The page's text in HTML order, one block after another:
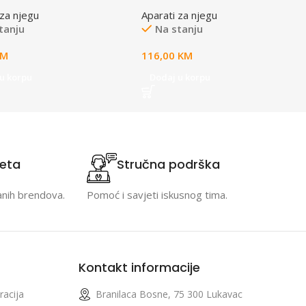
njegu
Aparati za njegu
Na stanju
116,00 KM
brendova.
Stručna podrška
Pomoć i savjeti iskusnog tima.
Kontakt informacije
Branilaca Bosne, 75 300 Lukavac